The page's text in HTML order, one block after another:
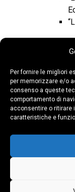
Per fornire le migliori
per memorizzare e/o
consenso a queste
comportamento di
acconsentire o ritirare
caratteristiche e
COLLEGIO CASTELLI – P.za
Privacy Policy